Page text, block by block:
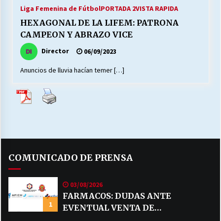
MUNICIPALIDAD, TRABAJADORES, CLIMA
LABORAL:
13/07/2026
Escuela hospitalaria El Carmen de Maipu.
VOLVER A SER ALTERNATIVA
MUNICIPALIDADES, HONORARIOS, DESPIDOS
Liga Femenina de FútbolPORTADA 2VISTA RAPIDA
HEXAGONAL DE LA LIFEM: PATRONA
CAMPEON Y ABRAZO VICE
Director 06/09/2023
Anuncios de lluvia hacían temer […]
COMUNICADO DE PRENSA
1
03/08/2026
FARMACOS: DUDAS ANTE
EVENTUAL VENTA DE